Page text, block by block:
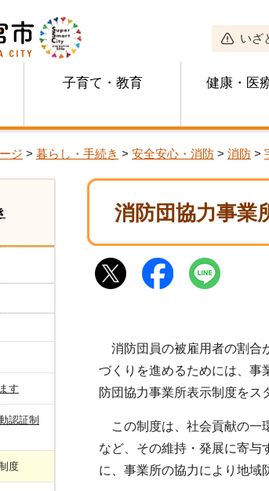
いざ
子育て・教育 健康・医
ジ > 暮らし・手続き > 安全安心・消防 > 消防 >
消防団協力事業
消防団員の被雇用者の割合
づくりを進めるためには、事
防団協力事業所表示制度をス
この制度は、社会貢献の一
など、その維持・発展に寄与
に、事業所の協力により地域
す
認証制
度